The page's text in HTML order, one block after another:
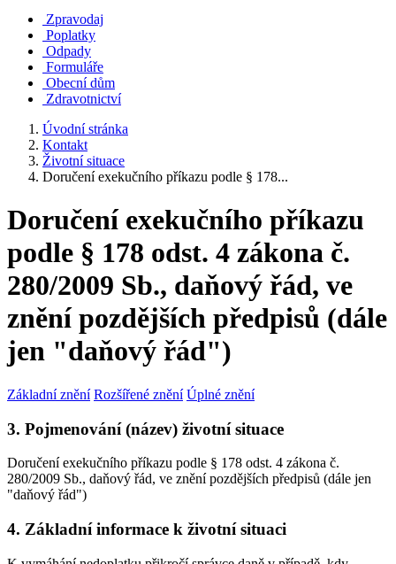
Zpravodaj
Poplatky
Odpady
Formuláře
Obecní dům
Zdravotnictví
Úvodní stránka
Kontakt
Životní situace
Doručení exekučního příkazu podle § 178...
Doručení exekučního příkazu
podle § 178 odst. 4 zákona č.
280/2009 Sb., daňový řád, ve
znění pozdějších předpisů (dále
jen "daňový řád")
Základní znění Rozšířené znění Úplné znění
3. Pojmenování (název) životní situace
Doručení exekučního příkazu podle § 178 odst. 4 zákona č.
280/2009 Sb., daňový řád, ve znění pozdějších předpisů (dále jen
"daňový řád")
4. Základní informace k životní situaci